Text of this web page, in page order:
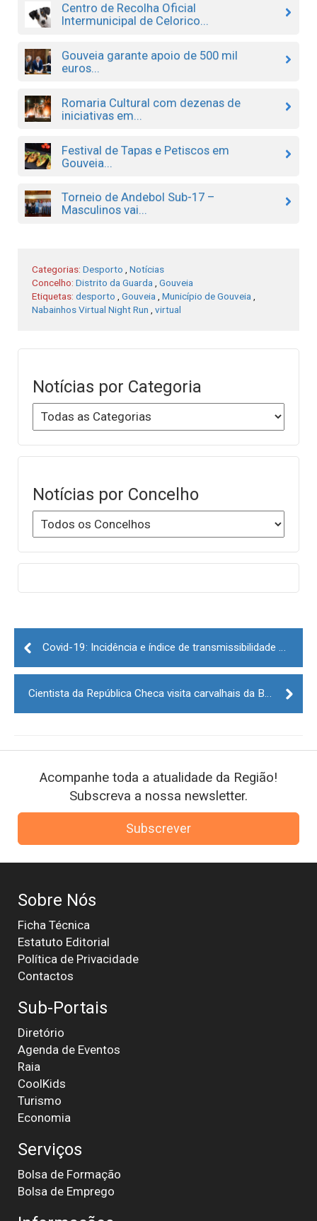
Centro de Recolha Oficial
Intermunicipal de Celorico...
Gouveia garante apoio de 500 mil
euros...
Romaria Cultural com dezenas de
iniciativas em...
Festival de Tapas e Petiscos em
Gouveia...
Torneio de Andebol Sub-17 –
Masculinos vai...
Categorias: Desporto
Notícias
Concelho: Distrito da Guarda
Gouveia
Etiquetas: desporto Gouveia Município de Gouveia
Nabainhos Virtual Night Run
virtual
Notícias por Categoria
Notícias por Concelho
Post
navigation
Covid-19: Incidência e índice de transmissibilidade sobem
Cientista da República Checa visita carvalhais da Beira Interior
Acompanhe toda a atualidade da Região!
Subscreva a nossa newsletter.
Subscrever
Sobre Nós
Ficha Técnica
Estatuto Editorial
Política de Privacidade
Contactos
Sub-Portais
Diretório
Agenda de Eventos
Raia
CoolKids
Turismo
Economia
Serviços
Bolsa de Formação
Bolsa de Emprego